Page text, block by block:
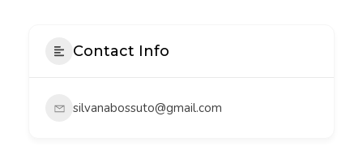
Contact Info
silvanabossuto@gmail.com